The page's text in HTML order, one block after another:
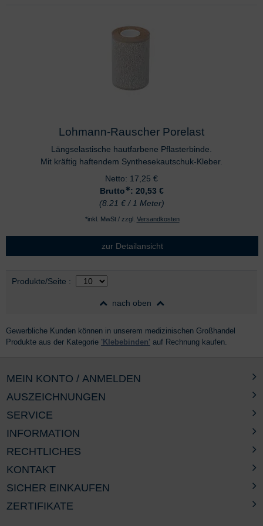
Lohmann-Rauscher Porelast
Längselastische hautfarbene Pflasterbinde.
Mit kräftig haftendem Synthesekautschuk-Kleber.
Netto: 17,25 €
Brutto∗: 20,53 €
(8.21 € / 1 Meter)
*inkl. MwSt./ zzgl. Versandkosten
zur Detailansicht
Auswahl
Produkte/Seite nach Produktliste
:
nach oben
Gewerbliche Kunden können in unserem medizinischen Großhandel
Produkte aus der Kategorie 'Klebebinden' auf Rechnung kaufen.
AUSZEICHNUNGEN
SERVICE
INFORMATION
RECHTLICHES
MEIN KONTO / ANMELDEN
KONTAKT
SICHER EINKAUFEN
ZERTIFIKATE